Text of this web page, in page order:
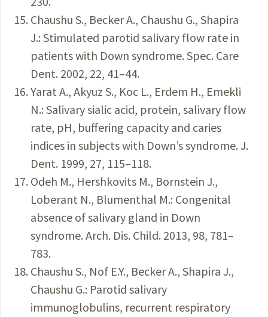
Chaushu S., Becker A., Chaushu G., Shapira
J.: Stimulated parotid salivary flow rate in
patients with Down syndrome. Spec. Care
Dent. 2002, 22, 41–44.
Yarat A., Akyuz S., Koc L., Erdem H., Emekli
N.: Salivary sialic acid, protein, salivary flow
rate, pH, buffering capacity and caries
indices in subjects with Down’s syndrome. J.
Dent. 1999, 27, 115–118.
Odeh M., Hershkovits M., Bornstein J.,
Loberant N., Blumenthal M.: Congenital
absence of salivary gland in Down
syndrome. Arch. Dis. Child. 2013, 98, 781–
783.
Chaushu S., Nof E.Y., Becker A., Shapira J.,
Chaushu G.: Parotid salivary
immunoglobulins, recurrent respiratory